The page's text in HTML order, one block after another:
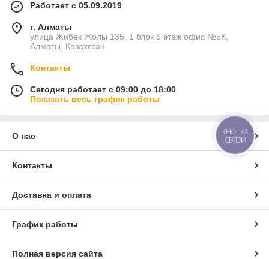
Работает с 05.09.2019
г. Алматы
улица Жибек Жолы 135, 1 блок 5 этаж офис №5К,
Алматы, Казахстан
Контакты
Сегодня работает с 09:00 до 18:00
Показать весь график работы
О нас
Контакты
Доставка и оплата
График работы
Полная версия сайта
КНОПКА
СВЯЗИ